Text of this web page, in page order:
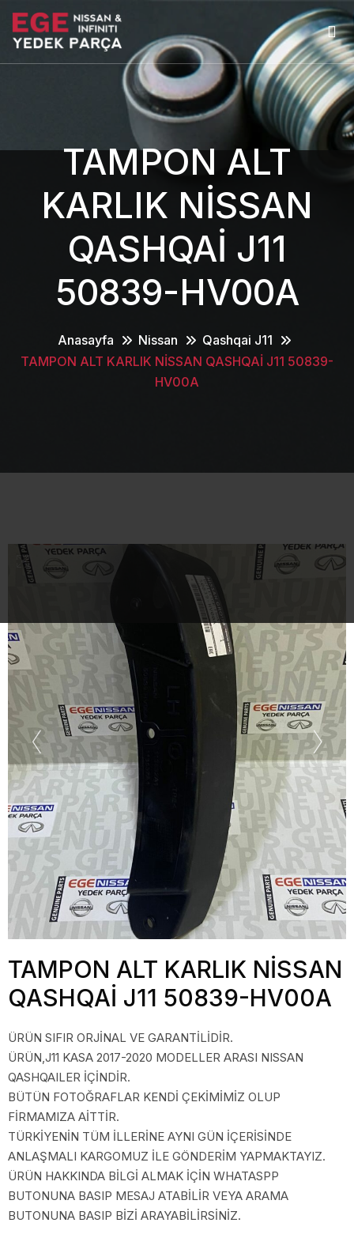
TAMPON ALT
KARLIK NİSSAN
QASHQAİ J11
50839-HV00A
Anasayfa Nissan
Qashqai J11
TAMPON ALT KARLIK NİSSAN QASHQAİ J11 50839-
HV00A
TAMPON ALT KARLIK NİSSAN
QASHQAİ J11 50839-HV00A
ÜRÜN SIFIR ORJİNAL VE GARANTİLİDİR.
ÜRÜN,J11 KASA 2017-2020 MODELLER ARASI NISSAN
QASHQAILER İÇİNDİR.
BÜTÜN FOTOĞRAFLAR KENDİ ÇEKİMİMİZ OLUP
FİRMAMIZA AİTTİR.
TÜRKİYENİN TÜM İLLERİNE AYNI GÜN İÇERİSİNDE
ANLAŞMALI KARGOMUZ İLE GÖNDERİM YAPMAKTAYIZ.
ÜRÜN HAKKINDA BİLGİ ALMAK İÇİN WHATASPP
BUTONUNA BASIP MESAJ ATABİLİR VEYA ARAMA
BUTONUNA BASIP BİZİ ARAYABİLİRSİNİZ.